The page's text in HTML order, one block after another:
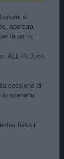
si
apertura
la porta, ma
ALL-IN Juve,
cessione di
lo scenario
fissa il